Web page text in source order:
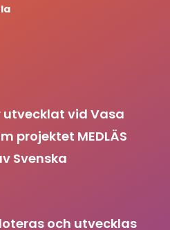
utvecklat vid Vasa
projektet MEDLÄS
Svenska
och utvecklas